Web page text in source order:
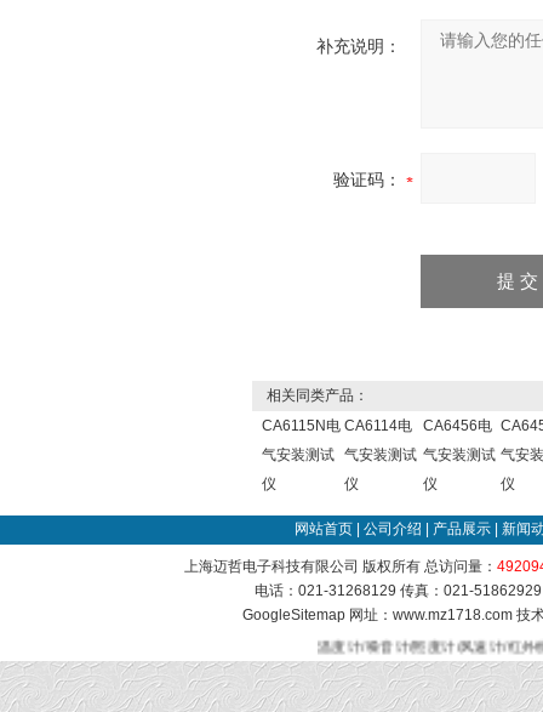
补充说明：
验证码：
相关同类产品：
CA6115N电
气安装测试
仪
CA6114电
气安装测试
仪
CA6456电
气安装测试
仪
气安
仪
网站首页 公司介绍 产品展示 新闻
上海迈哲电子科技有限公司 版权所有 总访问量：
电话：021-31268129 传真：021-
GoogleSitemap网址：www.mz1718.com 技
温度计/噪音计/照度计/风速计/红外